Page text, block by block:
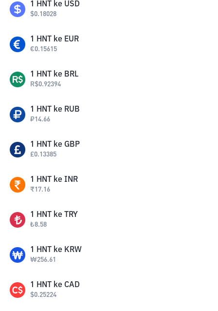
1 HNT ke USD
$0.18028
1 HNT ke EUR
€0.15615
1 HNT ke BRL
R$0.92394
1 HNT ke RUB
₽14.66
1 HNT ke GBP
£0.13385
1 HNT ke INR
₹17.16
1 HNT ke TRY
₺8.58
1 HNT ke KRW
₩256.61
1 HNT ke CAD
$0.25224